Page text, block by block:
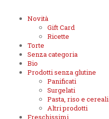
Novità
Gift Card
Ricette
Torte
Senza categoria
Bio
Prodotti senza glutine
Panificati
Surgelati
Pasta, riso e cereali
Altri prodotti
Freschissimi